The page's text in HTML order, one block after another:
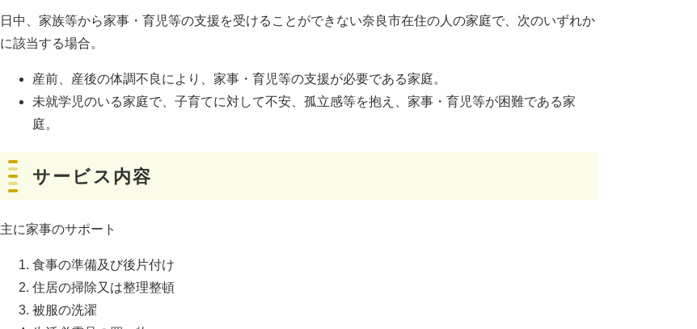
日中、家族等から家事・育児等の支援を受けることができない奈良市在住の人の家庭で、次のいずれか
に該当する場合。
産前、産後の体調不良により、家事・育児等の支援が必要である家庭。
未就学児のいる家庭で、子育てに対して不安、孤立感等を抱え、家事・育児等が困難である家
庭。
サービス内容
主に家事のサポート
食事の準備及び後片付け
住居の掃除又は整理整頓
被服の洗濯